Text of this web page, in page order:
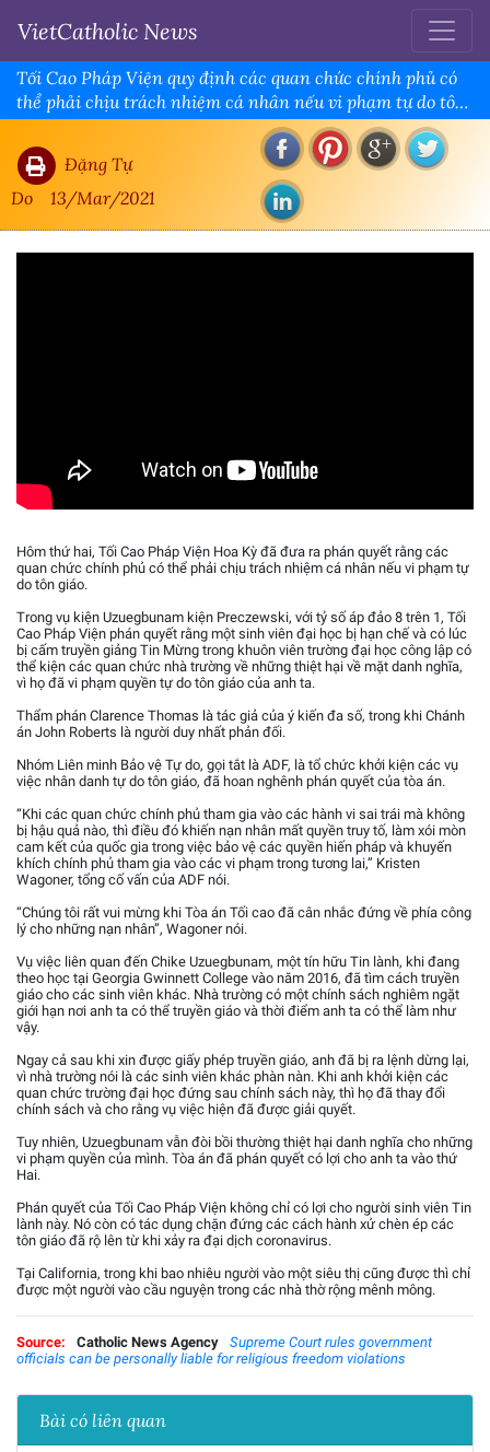
VietCatholic News
Tối Cao Pháp Viện quy định các quan chức chính phủ có
thể phải chịu trách nhiệm cá nhân nếu vi phạm tự do tôn
giáo
Đặng Tự
Do
13/Mar/2021
Hôm thứ hai, Tối Cao Pháp Viện Hoa Kỳ đã đưa ra phán quyết rằng các
quan chức chính phủ có thể phải chịu trách nhiệm cá nhân nếu vi phạm tự
do tôn giáo.
Trong vụ kiện Uzuegbunam kiện Preczewski, với tỷ số áp đảo 8 trên 1, Tối
Cao Pháp Viện phán quyết rằng một sinh viên đại học bị hạn chế và có lúc
bị cấm truyền giảng Tin Mừng trong khuôn viên trường đại học công lập có
thể kiện các quan chức nhà trường về những thiệt hại về mặt danh nghĩa,
vì họ đã vi phạm quyền tự do tôn giáo của anh ta.
Thẩm phán Clarence Thomas là tác giả của ý kiến đa số, trong khi Chánh
án John Roberts là người duy nhất phản đối.
Nhóm Liên minh Bảo vệ Tự do, gọi tắt là ADF, là tổ chức khởi kiện các vụ
việc nhân danh tự do tôn giáo, đã hoan nghênh phán quyết của tòa án.
“Khi các quan chức chính phủ tham gia vào các hành vi sai trái mà không
bị hậu quả nào, thì điều đó khiến nạn nhân mất quyền truy tố, làm xói mòn
cam kết của quốc gia trong việc bảo vệ các quyền hiến pháp và khuyến
khích chính phủ tham gia vào các vi phạm trong tương lai,” Kristen
Wagoner, tổng cố vấn của ADF nói.
“Chúng tôi rất vui mừng khi Tòa án Tối cao đã cân nhắc đứng về phía công
lý cho những nạn nhân”, Wagoner nói.
Vụ việc liên quan đến Chike Uzuegbunam, một tín hữu Tin lành, khi đang
theo học tại Georgia Gwinnett College vào năm 2016, đã tìm cách truyền
giáo cho các sinh viên khác. Nhà trường có một chính sách nghiêm ngặt
giới hạn nơi anh ta có thể truyền giáo và thời điểm anh ta có thể làm như
vậy.
Ngay cả sau khi xin được giấy phép truyền giáo, anh đã bị ra lệnh dừng lại,
vì nhà trường nói là các sinh viên khác phàn nàn. Khi anh khởi kiện các
quan chức trường đại học đứng sau chính sách này, thì họ đã thay đổi
chính sách và cho rằng vụ việc hiện đã được giải quyết.
Tuy nhiên, Uzuegbunam vẫn đòi bồi thường thiệt hại danh nghĩa cho những
vi phạm quyền của mình. Tòa án đã phán quyết có lợi cho anh ta vào thứ
Hai.
Phán quyết của Tối Cao Pháp Viện không chỉ có lợi cho người sinh viên Tin
lành này. Nó còn có tác dụng chặn đứng các cách hành xử chèn ép các
tôn giáo đã rộ lên từ khi xảy ra đại dịch coronavirus.
Tại California, trong khi bao nhiêu người vào một siêu thị cũng được thì chỉ
được một người vào cầu nguyện trong các nhà thờ rộng mênh mông.
Source: Catholic News Agency
Supreme Court rules government
officials can be personally liable for religious freedom violations
Bài có liên quan